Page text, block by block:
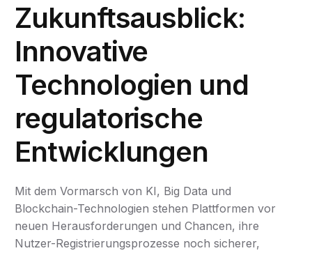
Zukunftsausblick:
Innovative
Technologien und
regulatorische
Entwicklungen
Mit dem Vormarsch von KI, Big Data und
Blockchain-Technologien stehen Plattformen vor
neuen Herausforderungen und Chancen, ihre
Nutzer-Registrierungsprozesse noch sicherer,